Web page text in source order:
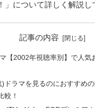
」について詳しく解説し
記事の内容
【2002年視聴率別】で人気
)ドラマを見るのにおすすめ
較！